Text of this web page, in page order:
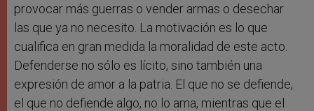
provocar más guerras o vender armas o desechar
las que ya no necesito. La motivación es lo que
cualifica en gran medida la moralidad de este acto.
Defenderse no sólo es lícito, sino también una
expresión de amor a la patria. El que no se defiende,
el que no defiende algo, no lo ama, mientras que el